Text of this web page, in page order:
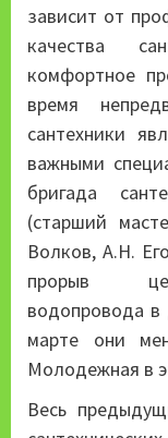
зависит от
качества
комфортное
время
сантехники
важными
бригада
(старший
Волков, А.Н.
прорыв
водопровода в
марте они
Молодежная в
Весь